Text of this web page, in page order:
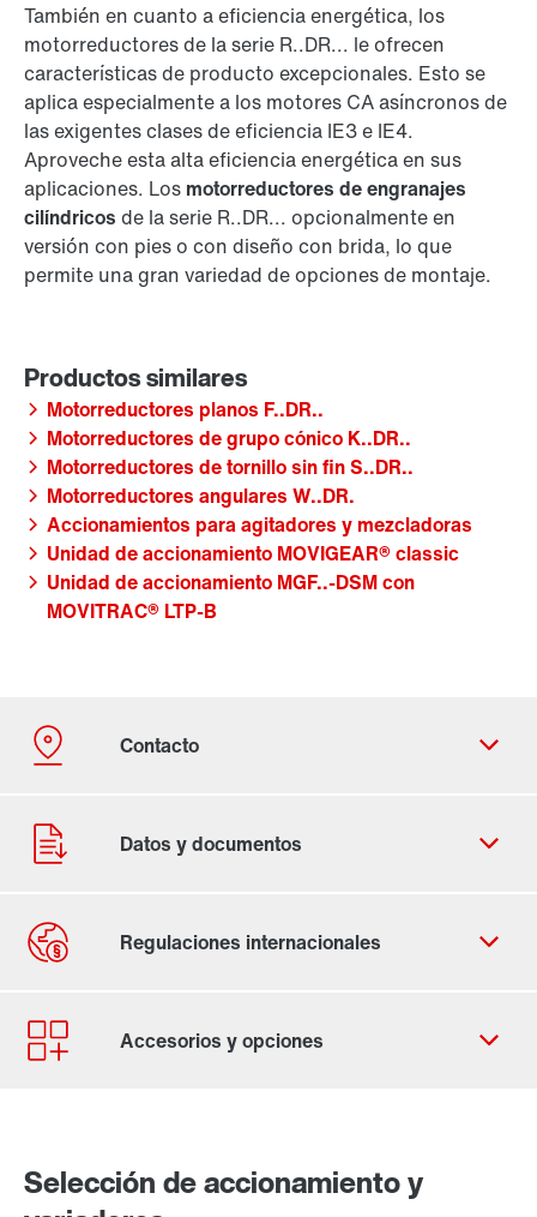
También en cuanto a eficiencia energética, los
motorreductores de la serie R..DR... le ofrecen
características de producto excepcionales. Esto se
aplica especialmente a los motores CA asíncronos de
las exigentes clases de eficiencia IE3 e IE4.
Aproveche esta alta eficiencia energética en sus
aplicaciones. Los motorreductores de engranajes
cilíndricos de la serie R..DR... opcionalmente en
versión con pies o con diseño con brida, lo que
permite una gran variedad de opciones de montaje.
Motorreductores planos F..DR..
Motorreductores de grupo cónico K..DR..
Motorreductores de tornillo sin fin S..DR..
Motorreductores angulares W..DR.
Accionamientos para agitadores y mezcladoras
Unidad de accionamiento MOVIGEAR® classic
Unidad de accionamiento MGF..-DSM con
MOVITRAC® LTP-B
Contacto
Lugares mundiales
para instalaciones en armarios de control
Selección de accionamiento y